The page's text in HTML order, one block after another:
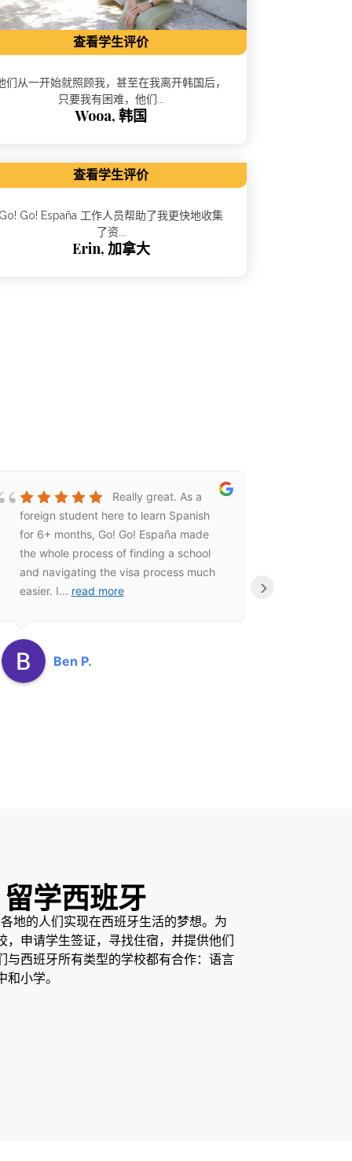
查看学生评价
们从一开始就照顾我，甚至在我离开韩国后，
只要我有困难，他们...
Wooa, 韩国
查看学生评价
Go! España 工作人员帮助了我更快地收集
了资...
Erin, 加拿大
Really great. As a
foreign student here to learn Spanish
for 6+ months, Go! Go! España made
the whole process of finding a school
and navigating the visa process much
easier. I... read more
Ben P.
›
学西班牙
地的人们实现在西班牙生活的梦想。为
申请学生签证，寻找住宿，并提供他们
与西班牙所有类型的学校都有合作：语言
小学。